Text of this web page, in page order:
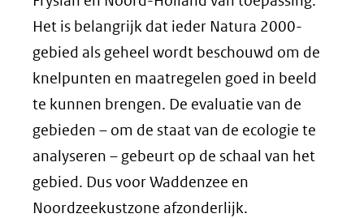
Het is belangrijk dat ieder Natura 2000-
gebied als geheel wordt beschouwd om de
knelpunten en maatregelen goed in beeld
te kunnen brengen. De evaluatie van de
gebieden – om de staat van de ecologie te
analyseren – gebeurt op de schaal van het
gebied. Dus voor Waddenzee en
Noordzeekustzone afzonderlijk.